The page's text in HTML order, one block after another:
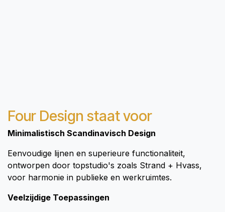
Four Design staat voor
Minimalistisch Scandinavisch Design
Eenvoudige lijnen en superieure functionaliteit,
ontworpen door topstudio's zoals Strand + Hvass,
voor harmonie in publieke en werkruimtes.
Veelzijdige Toepassingen